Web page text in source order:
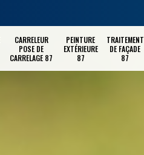
CARRELEUR
POSE DE
CARRELAGE 87
PEINTURE
EXTÉRIEURE
87
TRAITEMENT
DE FAÇADE
87